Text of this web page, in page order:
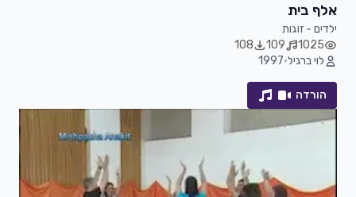
אלף בית
ילדים - זוגות
1025
109
108
לוי ברגיל•
1997
הורדה